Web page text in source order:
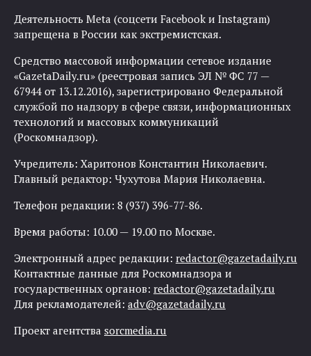
Деятельность Meta (соцсети Facebook и Instagram)
запрещена в России как экстремистская.
Средство массовой информации сетевое издание
«GazetaDaily.ru» (реестровая запись ЭЛ № ФС 77 —
67944 от 13.12.2016), зарегистрировано Федеральной
службой по надзору в сфере связи, информационных
технологий и массовых коммуникаций
(Роскомнадзор).
Учредитель: Харитонов Константин Николаевич.
Главный редактор: Чухутова Мария Николаевна.
Телефон редакции: 8 (937) 396-77-86.
Время работы: 10.00 — 19.00 по Москве.
Электронный адрес редакции: redactor@gazetadaily.ru
Контактные данные для Роскомнадзора и
государственных органов: redactor@gazetadaily.ru
Для рекламодателей: adv@gazetadaily.ru
Проект агентства sorcmedia.ru